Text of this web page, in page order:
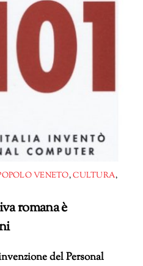
VENETO,CULTURA,
romana è
del Personal